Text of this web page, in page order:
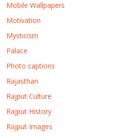
Mobile Wallpapers
Motivation
Mysticism
Palace
Photo captions
Rajasthan
Rajput Culture
Rajput History
Rajput Images